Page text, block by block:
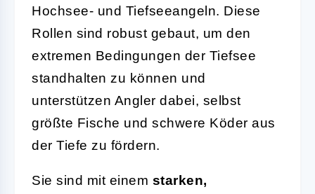
Hochsee- und Tiefseeangeln. Diese
Rollen sind robust gebaut, um den
extremen Bedingungen der Tiefsee
standhalten zu können und
unterstützen Angler dabei, selbst
größte Fische und schwere Köder aus
der Tiefe zu fördern.
Sie sind mit einem starken,